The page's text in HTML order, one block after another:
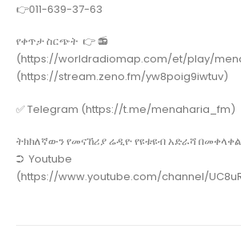
👉011-639-37-63
የቀጥታ ስርጭት 👉 📻
(https://worldradiomap.com/et/play/
(https://stream.zeno.fm/yw8poig9iwtuv)
✅ Telegram (https://t.me/menaharia_fm)
ትክክለኛውን የመናኸሪያ ሬዲዮ የዩቱዩብ አድራሻ
➲ Youtube
(https://www.youtube.com/channel/